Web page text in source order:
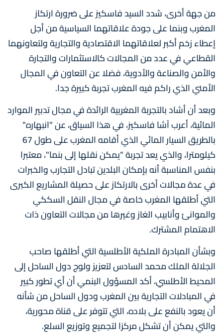
من جهة أخرى، شدد السيد فاسكيز على ضرورة ارتكاز
المغرب وبنما على جودة علاقاتهما السياسية من أجل
إعطاء زخم أكبر لعلاقاتهما الاقتصادية والتجارية ولتعاونهما
القطاعي في عدد من المجالات كالاستثمارات والتجارة
والأمن والصناعة والأدوية، فضلا عن التعاون في المجال
الأمني الذي راكم فيه المغرب تجربة كبيرة جدا.
وبعد أن أشاد بالتجربة المغربية الرائدة في مجال تدبير الموارد
المائية، أعرب آشا فاسكيز، في هذا السياق، عن "انبهاره"
بالطريق السيار المائي الذي أقامه المغرب على طول 67
كيلومترا، والذي يعد تجربة "يمكن نقلها إلى بنما"، معتبرا
بنفس المناسبة أنه بإمكان البلدين تبادل التجارب والخبرات
في عدة مجالات أخرى بالارتكاز على حصيلة المشاريع الكبرى
التي أطلقها المغرب خاصة في مجال النقل السككي
والموانئ وأنابيب الغاز وغيرها من مجالات التعاون ذات
الاهتمام المشترك.
وبشأن المبادرة الملكية الأطلسية التي أطلقها صاحب
الجلالة الملك محمد السادس لتعزيز ولوج دول الساحل إلى
المحيط الأطلسي، أكد المسؤول البنمي أن أي تطور كبير
في المبادلات التجارية بين المغرب ودول الساحل من شأنه
أن يعود بالنفع على بلاده، التي تتوفر على قناة محورية،
والتي يمكن أن تشكل مركزا لتجميع وتوزيع السلع.